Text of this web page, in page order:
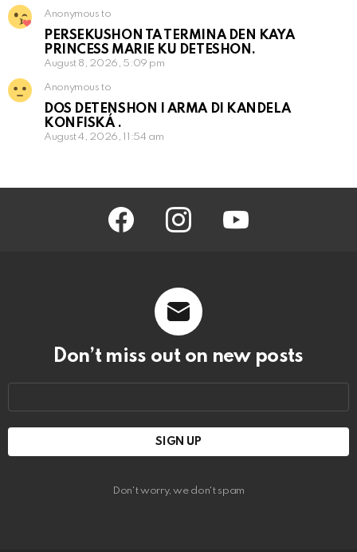
Anonymous to
PERSEKUSHON TA TERMINA DEN KAYA
PRINCESS MARIE KU DETESHON.
August 8, 2026, 5:09 pm
Anonymous to
DOS DETENSHON I ARMA DI KANDELA
KONFISKÁ .
August 4, 2026, 11:54 am
facebook instagram youtube
Don’t miss out on new posts
Don't worry, we don't spam